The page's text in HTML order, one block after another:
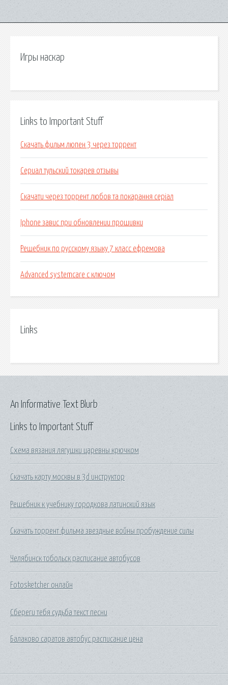
Игры наскар
Links to Important Stuff
Скачать фильм люпен 3 через торрент
Сериал тульский токарев отзывы
Скачати через торрент любов та покарання серіал
Iphone завис при обновлении прошивки
Решебник по русскому языку 7 класс ефремова
Advanced systemcare с ключом
Links
Links to Important Stuff
Схема вязания лягушки царевны крючком
Скачать карту москвы в 3d инструктор
Решебник к учебнику городкова латинский язык
Скачать торрент фильма звездные войны пробуждение силы
Челябинск тобольск расписание автобусов
Fotosketcher онлайн
Сбереги тебя судьба текст песни
Балаково саратов автобус расписание цена
An Informative Text Blurb